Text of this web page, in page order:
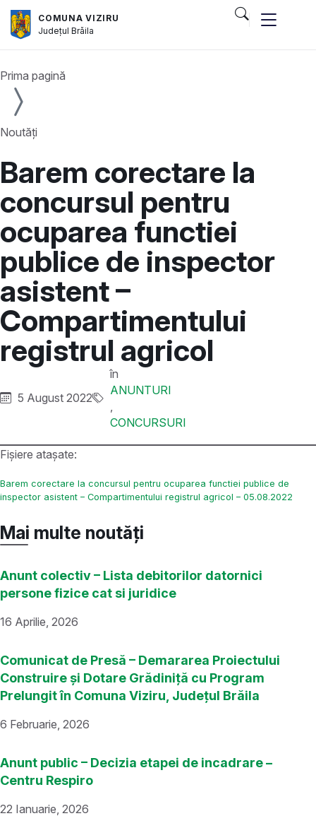
COMUNA VIZIRU
JudețulBrăila
Prima pagină
Noutăți
Barem corectare la
concursul pentru
ocuparea functiei
publice de inspector
asistent –
Compartimentului
registrul agricol
5 August 2022
în
ANUNTURI
,
CONCURSURI
Fișiere atașate:
Barem corectare la concursul pentru ocuparea functiei publice de
inspector asistent – Compartimentului registrul agricol – 05.08.2022
Mai multe noutăți
Anunt colectiv – Lista debitorilor datornici
persone fizice cat si juridice
16 Aprilie, 2026
Comunicat de Presă – Demararea Proiectului
Construire și Dotare Grădiniță cu Program
Prelungit în Comuna Viziru, Județul Brăila
6 Februarie, 2026
Anunt public – Decizia etapei de incadrare –
Centru Respiro
22 Ianuarie, 2026